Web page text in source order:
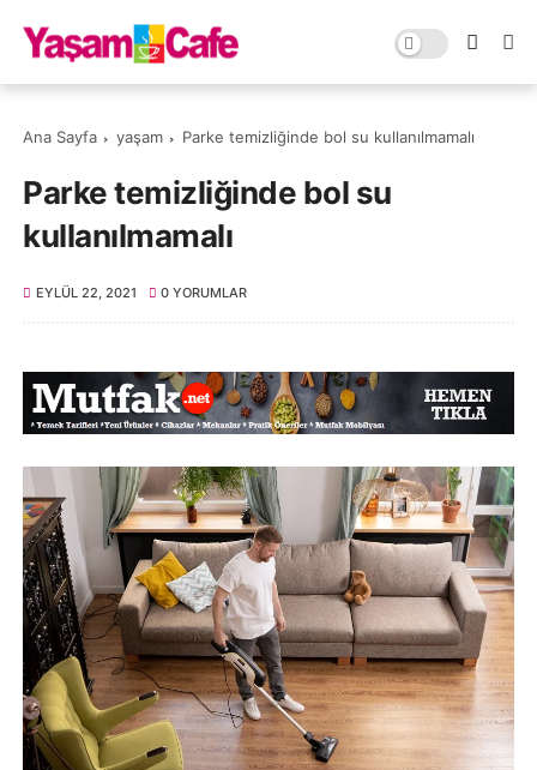
Ana Sayfa yaşam Parke temizliğinde bol su kullanılmamalı
Parke temizliğinde bol su
kullanılmamalı
EYLÜL 22, 2021 0 YORUMLAR